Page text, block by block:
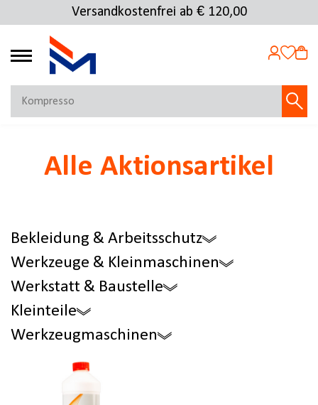
Versandkostenfrei ab € 120,00
Kostenlose Rücksendung
4.72
Jetzt anmelden
Alle Aktionsartikel
Bekleidung & Arbeitsschutz
Werkzeuge & Kleinmaschinen
Werkstatt & Baustelle
Kleinteile
Werkzeugmaschinen